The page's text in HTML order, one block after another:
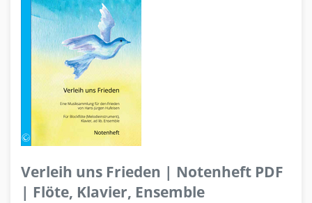
Verleih uns Frieden | Notenheft PDF
| Flöte, Klavier, Ensemble